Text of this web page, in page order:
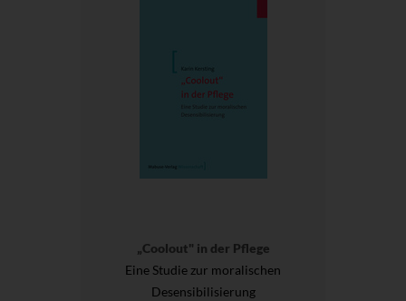
„Coolout" in der Pflege
Eine Studie zur moralischen
Desensibilisierung